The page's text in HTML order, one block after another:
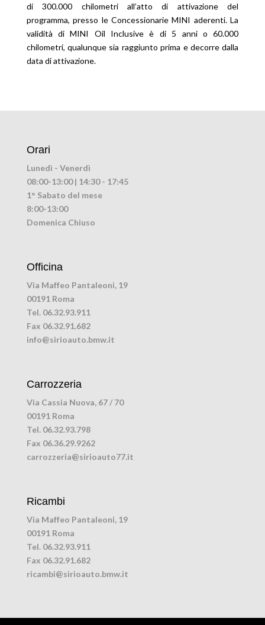
di 300.000 chilometri all’atto di attivazione del
programma, presso le Concessionarie MINI aderenti. La
validità di MINI Oil Inclusive è di 5 anni o 60.000
chilometri, qualunque sia raggiunto prima e decorre dalla
data di attivazione.
Orari
Lunedì - Venerdì
08:00-13:00 | 14:30 - 17:45
1° Sabato del mese
8:00-13:00
Domenica Chiuso
Officina
Via Maffeo Pantaleoni, 19
00191 Roma
Tel. 06.32.93.911
Fax 06.32.91.682
info@sirioauto.bmw.it
Carrozzeria
Via Cassia Nuova, 67 / 70
00191 Roma
Tel. 06.32.93.798
Fax 06.36.29.9262
carrozzeria@sirioauto77.it
Ricambi
Via Maffeo Pantaleoni, 19
00191 Roma
Tel. 06.32.93.911
Fax 06.32.91.682
ricambi@sirioauto.bmw.it